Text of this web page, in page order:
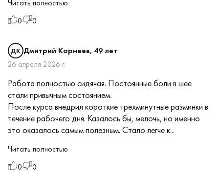
Читать полностью
0
0
ДК Дмитрий Корнеев, 49 лет
26 апреля 2026 г.
Работа полностью сидячая. Постоянные боли в шее
стали привычным состоянием.
После курса внедрил короткие трехминутные разминки в
течение рабочего дня. Казалось бы, мелочь, но именно
это оказалось самым полезным. Стало легче к...
Читать полностью
0
0